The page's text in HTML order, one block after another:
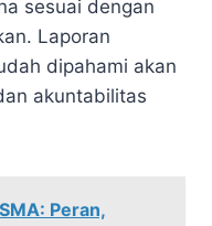
sesuai dengan
Laporan
dipahami akan
akuntabilitas
Peran,